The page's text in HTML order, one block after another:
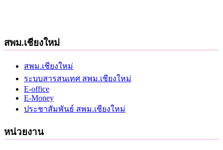
สพม.เชียงใหม่
สพม.เชียงใหม่
ระบบสารสนเทศ สพม.เชียงใหม่
E-office
E-Money
ประชาสัมพันธ์ สพม.เชียงใหม่
หน่วยงาน